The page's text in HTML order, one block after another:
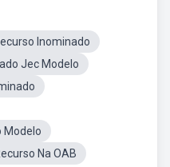
Inominado
Jec Modelo
Modelo
Na OAB